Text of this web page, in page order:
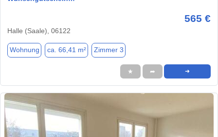
565 €
Halle (Saale), 06122
Wohnung ca. 66,41 m² Zimmer 3
★ ➦ ➜